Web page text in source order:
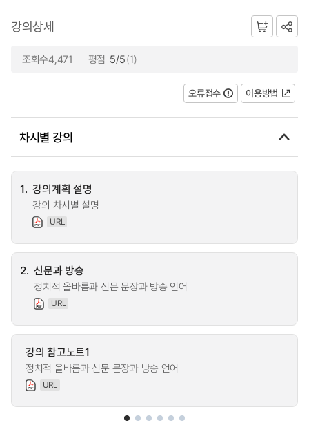
강의상세
조회수4,471 평점 5/5(1)
오류접수 이용방법
차시별 강의
1. 강의계획 설명
강의 차시별 설명
URL
2. 신문과 방송
정치적 올바름과 신문 문장과 방송 언어
URL
강의 참고노트1
정치적 올바름과 신문 문장과 방송 언어
URL